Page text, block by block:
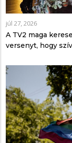
júl 27, 2026
A TV2 maga
versenyt, hogy